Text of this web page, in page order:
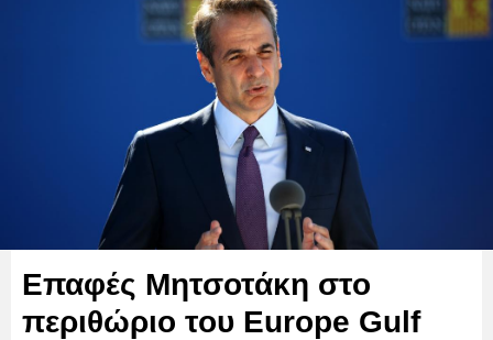
Επαφές Μητσοτάκη στο
περιθώριο του Europe Gulf